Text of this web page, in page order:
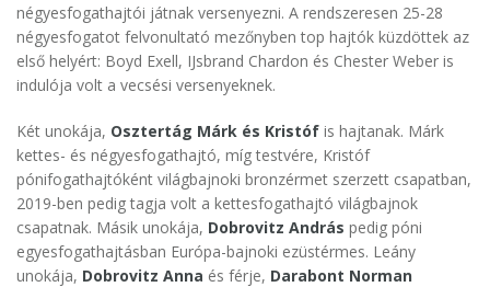
négyesfogathajtói játnak versenyezni. A rendszeresen 25-28
négyesfogatot felvonultató mezőnyben top hajtók küzdöttek az
első helyért: Boyd Exell, IJsbrand Chardon és Chester Weber is
indulója volt a vecsési versenyeknek.
Két unokája, Osztertág Márk és Kristóf is hajtanak. Márk
kettes- és négyesfogathajtó, míg testvére, Kristóf
pónifogathajtóként világbajnoki bronzérmet szerzett csapatban,
2019-ben pedig tagja volt a kettesfogathajtó világbajnok
csapatnak. Másik unokája, Dobrovitz András pedig póni
egyesfogathajtásban Európa-bajnoki ezüstérmes. Leány
unokája, Dobrovitz Anna és férje, Darabont Norman